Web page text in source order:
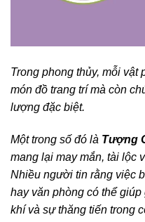
Trong phong thủy, mỗi vật
món đồ trang trí mà còn
lượng đặc biệt.
Một trong số đó là Tượng
mang lại may mắn, tài lộc
Nhiều người tin rằng việc
hay văn phòng có thể
khí và sự thăng tiến trong